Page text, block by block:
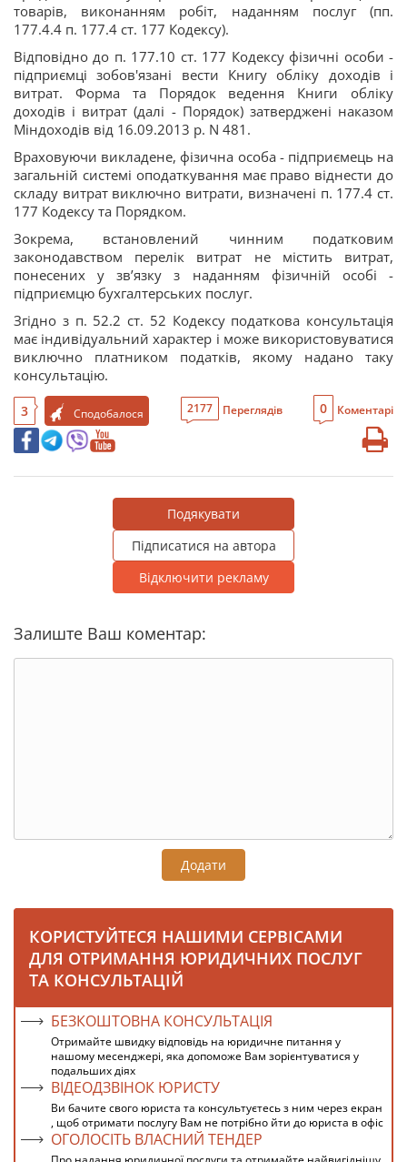
товарів, виконанням робіт, наданням послуг (пп.
177.4.4 п. 177.4 ст. 177 Кодексу).
Відповідно до п. 177.10 ст. 177 Кодексу фізичні особи -
підприємці зобов'язані вести Книгу обліку доходів і
витрат. Форма та Порядок ведення Книги обліку
доходів і витрат (далі - Порядок) затверджені наказом
Міндоходів від 16.09.2013 р. N 481.
Враховуючи викладене, фізична особа - підприємець на
загальній системі оподаткування має право віднести до
складу витрат виключно витрати, визначені п. 177.4 ст.
177 Кодексу та Порядком.
Зокрема, встановлений чинним податковим
законодавством перелік витрат не містить витрат,
понесених у зв’язку з наданням фізичній особі -
підприємцю бухгалтерських послуг.
Згідно з п. 52.2 ст. 52 Кодексу податкова консультація
має індивідуальний характер і може використовуватися
виключно платником податків, якому надано таку
консультацію.
3 Сподобалося 2177 Переглядів 0 Коментарі
Подякувати
Підписатися на автора
Відключити рекламу
Залиште Ваш коментар:
Додати
КОРИСТУЙТЕСЯ НАШИМИ СЕРВІСАМИ
ДЛЯ ОТРИМАННЯ ЮРИДИЧНИХ ПОСЛУГ
ТА КОНСУЛЬТАЦІЙ
БЕЗКОШТОВНА КОНСУЛЬТАЦІЯ
Отримайте швидку відповідь на юридичне питання у
нашому месенджері, яка допоможе Вам зорієнтуватися у
подальших діях
ВІДЕОДЗВІНОК ЮРИСТУ
Ви бачите свого юриста та консультуєтесь з ним через екран
, щоб отримати послугу Вам не потрібно йти до юриста в офіс
ОГОЛОСІТЬ ВЛАСНИЙ ТЕНДЕР